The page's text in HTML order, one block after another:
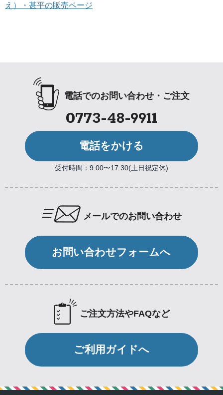
え）・甚平の販売ページ
電話でのお問い合わせ・ご注文
0773-48-9911
電話をかける
受付時間：9:00〜17:30(土日祝定休)
メールでのお問い合わせ
お問い合わせフォームへ
ご注文方法やFAQなど
ご利用ガイドへ